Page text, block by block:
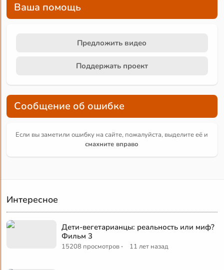
Ваша помощь
Предложить видео
Поддержать проект
Сообщение об ошибке
Если вы заметили ошибку на сайте, пожалуйста, выделите её и
смахните вправо
Интересное
Дети-вегетарианцы: реальность или миф?
Фильм 3
15208 просмотров · 11 лет назад